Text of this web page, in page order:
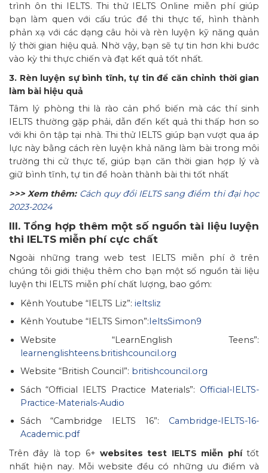
trình ôn thi IELTS. Thi thử IELTS Online miễn phí giúp
bạn làm quen với cấu trúc đề thi thực tế, hình thành
phản xạ với các dạng câu hỏi và rèn luyện kỹ năng quản
lý thời gian hiệu quả. Nhờ vậy, bạn sẽ tự tin hơn khi bước
vào kỳ thi thực chiến và đạt kết quả tốt nhất.
3. Rèn luyện sự bình tĩnh, tự tin để căn chỉnh thời gian
làm bài hiệu quả
Tâm lý phòng thi là rào cản phổ biến mà các thí sinh
IELTS thường gặp phải, dẫn đến kết quả thi thấp hơn so
với khi ôn tập tại nhà. Thi thử IELTS giúp bạn vượt qua áp
lực này bằng cách rèn luyện khả năng làm bài trong môi
trường thi cử thực tế, giúp bạn căn thời gian hợp lý và
giữ bình tĩnh, tự tin để hoàn thành bài thi tốt nhất
>>> Xem thêm: Cách quy đổi IELTS sang điểm thi đại học
2023-2024
III. Tổng hợp thêm một số nguồn tài liệu luyện
thi IELTS miễn phí cực chất
Ngoài những trang web test IELTS miễn phí ở trên
chúng tôi giới thiệu thêm cho bạn một số nguồn tài liệu
luyện thi IELTS miễn phí chất lượng, bao gồm:
Kênh Youtube “IELTS Liz”: ieltsliz
Kênh Youtube “IELTS Simon”:IeltsSimon9
Website “LearnEnglish Teens”:
learnenglishteens.britishcouncil.org
Website “British Council”: britishcouncil.org
Sách “Official IELTS Practice Materials”: Official-IELTS-
Practice-Materials-Audio
Sách “Cambridge IELTS 16”: Cambridge-IELTS-16-
Academic.pdf
Trên đây là top 6+ websites test IELTS miễn phítốt
nhất hiện nay. Mỗi website đều có những ưu điểm và